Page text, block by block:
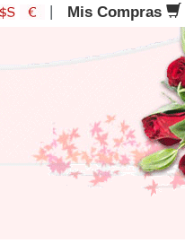
| Mis Compras